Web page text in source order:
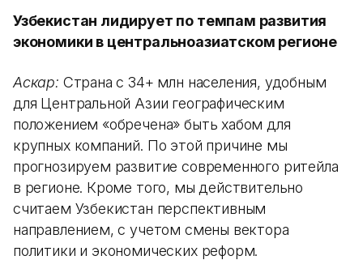
Узбекистан лидирует по темпам развития
экономики в центральноазиатском регионе
Аскар: Страна с 34+ млн населения, удобным
для Центральной Азии географическим
положением «обречена» быть хабом для
крупных компаний. По этой причине мы
прогнозируем развитие современного ритейла
в регионе. Кроме того, мы действительно
считаем Узбекистан перспективным
направлением, с учетом смены вектора
политики и экономических реформ.